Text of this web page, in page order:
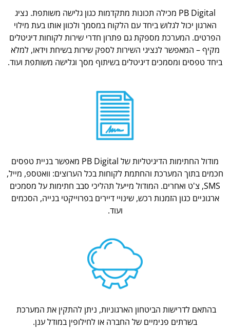
PB Digital מכילה תכונות מתקדמות כגון גלישה משותפת. נציג
הארגון יכול לגלוש ביחד עם הלקוח במסמך ולכוון אותו בעת מילוי
הפרטים. המערכת מספקת גם פתרון חדרי שירות לקוחות דיגיטלים
מקיף – המאפשר לנציגי השירות לספק שירות בשיחת וידאו, למלא
ביחד טפסים ומסמכים דיגיטלים בשיתוף מסך וגלישה משותפת ועוד.
מודול החתימות הדיגיטליות של PB Digital מאפשר בניית טפסים
חכמים בתוך המערכת והחתמת לקוחות בכל הערוצים: וואטספ, מייל,
SMS, צ'ט ואחרים. המודול מייעל תהליכי סבב חתימות על מסמכים
ארגוניים כגון הזמנות רכש, שינויי דיירים בפרוייקטי בנייה, הסכמים
ועוד.
בהתאם לדרישות הביטחון הארגוניות, ניתן להתקין את המערכת
בשרתים פנימיים של החברה או לחילופין במודל ענן.